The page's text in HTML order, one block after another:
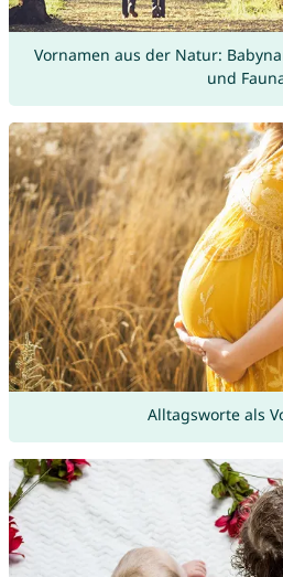
Vornamen aus der Natur:
und
Alltagsworte als